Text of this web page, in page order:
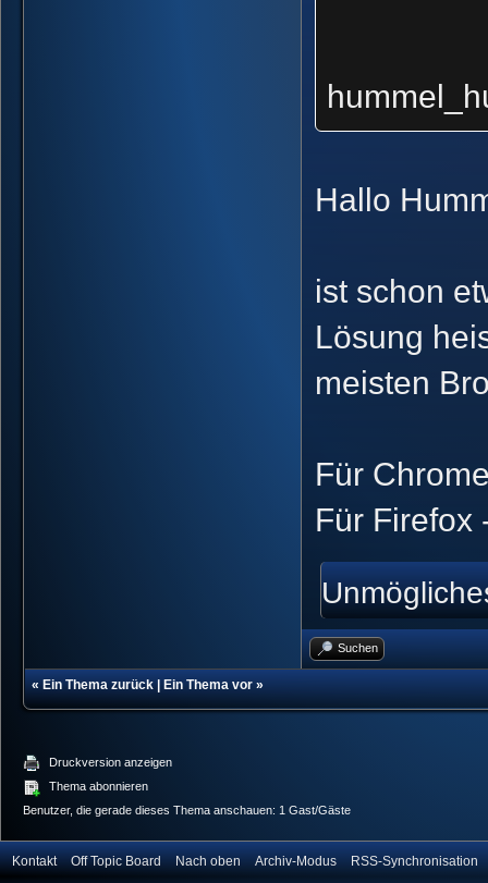
Hallo
ist schon
Lösung
meisten
Für
Für Firefox
Suchen
« Ein Thema zurück Ein Thema vor »
Druckversion anzeigen
Thema abonnieren
Benutzer, die gerade dieses Thema anschauen: 1 Gast/Gäste
Kontakt Off Topic Board Nach oben Archiv-Modus RSS-Synchronisation